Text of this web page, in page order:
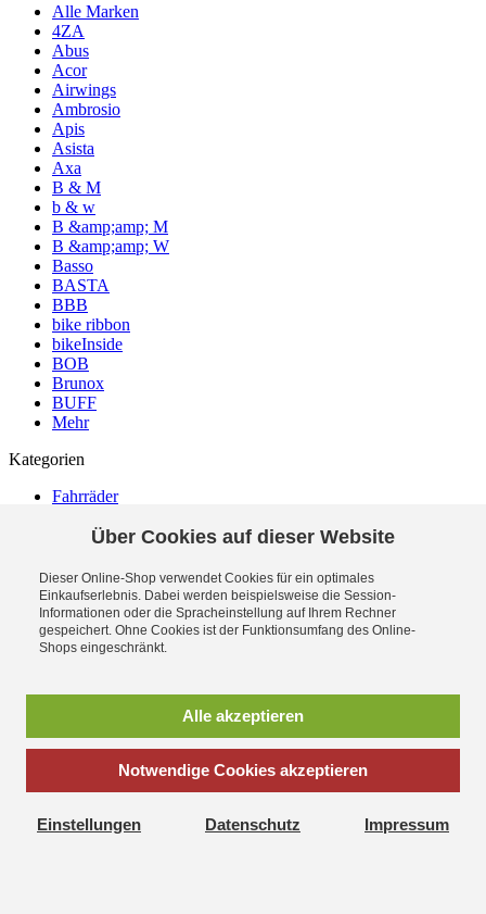
Alle Marken
4ZA
Abus
Acor
Airwings
Ambrosio
Apis
Asista
Axa
B & M
b & w
B &amp;amp; M
B &amp;amp; W
Basso
BASTA
BBB
bike ribbon
bikeInside
BOB
Brunox
BUFF
Mehr
Kategorien
Fahrräder
Fahrradteile
Bekleidung
Ausverkauf (104)
Bestsellerartikel (10)
Newsletter
widerruflich- einverstanden, per eMail-Newsletter in regelmäßigen
Abständen über Angebote und Aktionen informiert zu werden. Die
Datenschutzerklärung mit weiteren Details habe ich zur Kenntnis
inkl. MwSt., zzgl.
Versandkosten
Über Cookies auf dieser Website
Dieser Online-Shop verwendet Cookies für ein optimales
Einkaufserlebnis. Dabei werden beispielsweise die Session-
Informationen oder die Spracheinstellung auf Ihrem Rechner
gespeichert. Ohne Cookies ist der Funktionsumfang des Online-
Shops eingeschränkt.
Alle akzeptieren
Notwendige Cookies akzeptieren
Einstellungen Datenschutz Impressum